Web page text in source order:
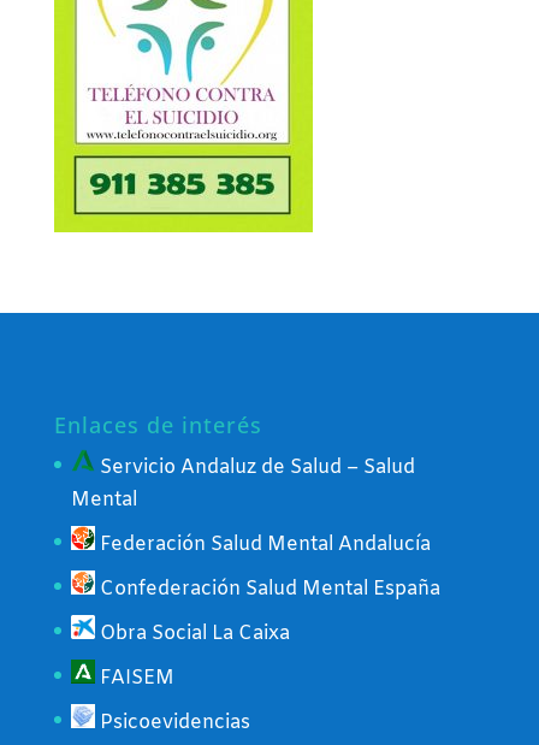
Enlaces de interés
Servicio Andaluz de Salud – Salud
Mental
Federación Salud Mental Andalucía
Confederación Salud Mental España
Obra Social La Caixa
FAISEM
Psicoevidencias